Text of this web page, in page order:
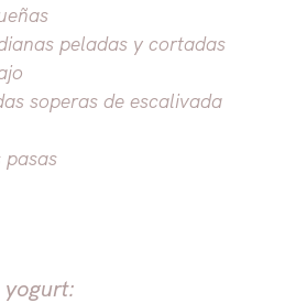
peladas y cortadas
soperas de escalivada
pasas